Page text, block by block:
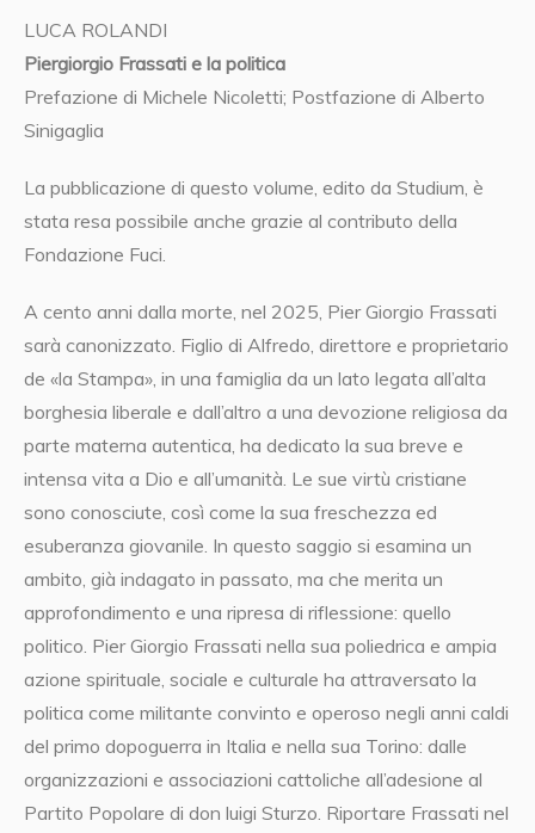
LUCA ROLANDI
Piergiorgio Frassati e la politica
Prefazione di Michele Nicoletti; Postfazione di Alberto
Sinigaglia
La pubblicazione di questo volume, edito da Studium, è
stata resa possibile anche grazie al contributo della
Fondazione Fuci.
A cento anni dalla morte, nel 2025, Pier Giorgio Frassati
sarà canonizzato. Figlio di Alfredo, direttore e proprietario
de «la Stampa», in una famiglia da un lato legata all’alta
borghesia liberale e dall’altro a una devozione religiosa da
parte materna autentica, ha dedicato la sua breve e
intensa vita a Dio e all’umanità. Le sue virtù cristiane
sono conosciute, così come la sua freschezza ed
esuberanza giovanile. In questo saggio si esamina un
ambito, già indagato in passato, ma che merita un
approfondimento e una ripresa di riflessione: quello
politico. Pier Giorgio Frassati nella sua poliedrica e ampia
azione spirituale, sociale e culturale ha attraversato la
politica come militante convinto e operoso negli anni caldi
del primo dopoguerra in Italia e nella sua Torino: dalle
organizzazioni e associazioni cattoliche all’adesione al
Partito Popolare di don luigi Sturzo. Riportare Frassati nel